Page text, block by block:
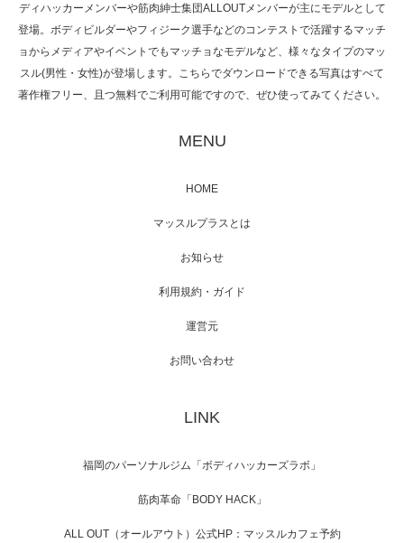
で紹介さ…
映画「黄金泥棒」へマッスルプラスメンバー
映画「メカバース」舞台挨拶へマッスルプラ
ルプ…
ディハッカーメンバーや筋肉紳士集団ALLOUTメンバーが主にモデルとして
登場。ボディビルダーやフィジーク選手などのコンテストで活躍するマッチ
ョからメディアやイベントでもマッチョなモデルなど、様々なタイプのマッ
スル(男性・女性)が登場します。こちらでダウンロードできる写真はすべて
著作権フリー、且つ無料でご利用可能ですので、ぜひ使ってみてください。
MENU
HOME
マッスルプラスとは
お知らせ
利用規約・ガイド
運営元
お問い合わせ
LINK
福岡のパーソナルジム「ボディハッカーズラボ」
筋肉革命「BODY HACK」
ALL OUT（オールアウト）公式HP：マッスルカフェ予約